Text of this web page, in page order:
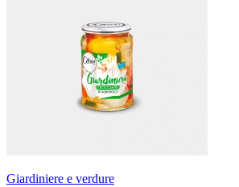
Giardiniere e verdure